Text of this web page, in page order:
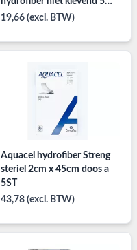
5 CM steriel per 10ST
19,66 (excl. BTW)
Aquacel hydrofiber Streng
steriel 2cm x 45cm doos a
5ST
43,78 (excl. BTW)